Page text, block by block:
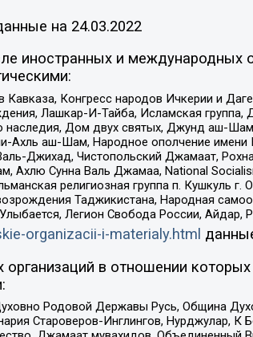
на 24.03.2022
иностранных и международных
Конгресс народов Ичкерии и
Лашкар-И-Тайба, Исламская группа,
Дом двух святых, Джунд аш-
Ахль аш-Шам, Народное ополчение
Джихад, Чистопольский Джамаат,
Сунна Валь Джамаа, National
религиозная группа п. Кушкуль
Таджикистана, Народная
Легион Свобода России, Айдар,
organizacii-i-materialy.html
в отношении
Родовой Державы Русь, Община
Староверов-Инглингов, Нурджулар, К